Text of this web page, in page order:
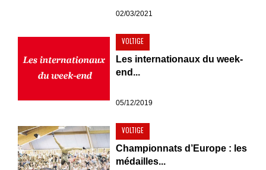
02/03/2021
VOLTIGE
Les internationaux du week-
end...
05/12/2019
VOLTIGE
Championnats d’Europe : les
médailles...